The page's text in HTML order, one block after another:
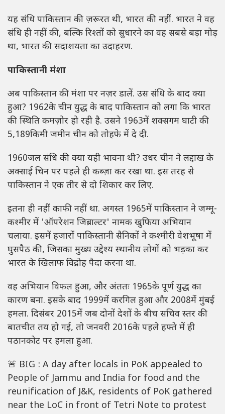
यह संधि पाकिस्तान की ज़रूरत थी, भारत की नहीं. भारत ने वह
संधि ही नहीं की, बल्कि रिश्तों को सुधारने का वह सबसे बड़ा मोड़
था, भारत की सदाशयता का उदाहरण.
पाकिस्तानी मंशा
अब पाकिस्तान की मंशा पर नज़र डालें. उस संधि के बाद क्या
हुआ? 1962के चीन युद्ध के बाद पाकिस्तान को लगा कि भारत
की स्थिति कमज़ोर हो रही है. उसने 1963में शक्सगम घाटी की
5,189किमी जमीन चीन को तोहफे में दे दी.
1960जल संधि की क्या यही भावना थी? उधर चीन ने लद्दाख के
अक्साई चिन पर पहले ही कब्ज़ा कर रखा था. इस तरह से
पाकिस्तान ने एक तीर से दो शिकार कर लिए.
इतना ही नहीं काफी नहीं था. अगस्त 1965में पाकिस्तान ने जम्मू-
कश्मीर में 'ऑपरेशन जिब्राल्टर' नामक खुफिया अभियान
चलाया. इसमें हजारों पाकिस्तानी सैनिकों ने कश्मीरी वेशभूषा में
घुसपैठ की, जिसका मुख्य उद्देश्य स्थानीय लोगों को भड़का कर
भारत के खिलाफ विद्रोह पैदा करना था.
वह अभियान विफल हुआ, और अंततः 1965के पूर्ण युद्ध का
कारण बना. इसके बाद 1999में करगिल हुआ और 2008में मुंबई
हमला. दिसंबर 2015में जब दोनों देशों के बीच सचिव स्तर की
बातचीत तय हो गई, तो जनवरी 2016के पहले हफ्ते में ही
पठानकोट पर हमला हुआ.
🚨 BIG : A day after locals in PoK appealed to
People of Jammu and India for food and the
reunification of J&K, residents of PoK gathered
near the LoC in front of Tetri Note to protest